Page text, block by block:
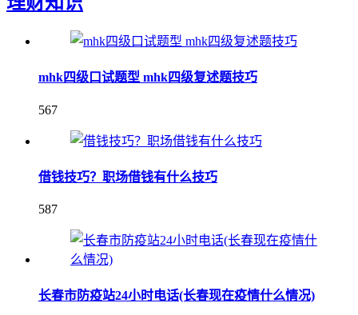
mhk四级口试题型 mhk四级复述题技巧
567
借钱技巧？职场借钱有什么技巧
587
长春市防疫站24小时电话(长春现在疫情什么情况)